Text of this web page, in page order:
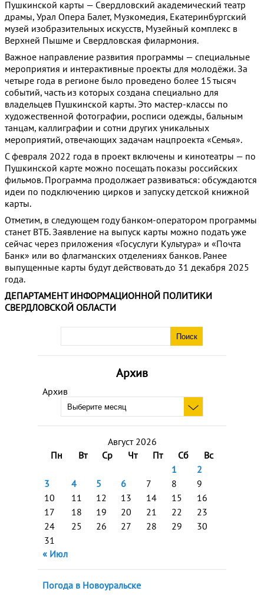
Архив
Архив
Август 2026
Пн
Вт Ср Чт Пт Сб
Вс
1
2
3
4 5 6 7 8
9
10
11 12 13 14 15
16
17
18 19 20 21 22
23
24
25 26 27 28 29
30
31
« Июл
Погода в Новоуральске
Пушкинской карты — Свердловский академический театр
драмы, Урал Опера Балет, Музкомедия, Екатеринбургский
музей изобразительных искусств, Музейный комплекс в
Верхней Пышме и Свердловская филармония.
Важное направление развития программы — специальные
мероприятия и интерактивные проекты для молодёжи. За
четыре года в регионе было проведено более 15 тысяч
событий, часть из которых создана специально для
владельцев Пушкинской карты. Это мастер-классы по
художественной фотографии, росписи одежды, бальным
танцам, каллиграфии и сотни других уникальных
мероприятий, отвечающих задачам нацпроекта «Семья».
С февраля 2022 года в проект включены и кинотеатры — по
Пушкинской карте можно посещать показы российских
фильмов. Программа продолжает развиваться: обсуждаются
идеи по подключению цирков и запуску детской книжной
карты.
Отметим, в следующем году банком-оператором программы
станет ВТБ. Заявление на выпуск карты можно подать уже
сейчас через приложения «Госуслуги Культура» и «Почта
Банк» или во флагманских отделениях банков. Ранее
выпущенные карты будут действовать до 31 декабря 2025
года.
ДЕПАРТАМЕНТ ИНФОРМАЦИОННОЙ ПОЛИТИКИ
СВЕРДЛОВСКОЙ ОБЛАСТИ